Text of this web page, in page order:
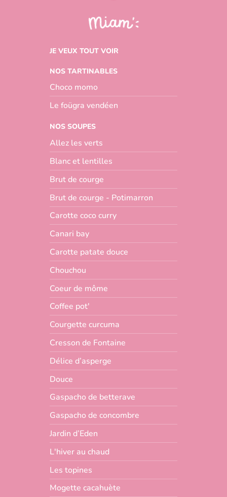
JE VEUX TOUT VOIR
NOS TARTINABLES
Choco momo
Le foügra vendéen
NOS SOUPES
Allez les verts
Blanc et lentilles
Brut de courge
Brut de courge - Potimarron
Carotte coco curry
Canari bay
Carotte patate douce
Chouchou
Coeur de môme
Coffee pot'
Courgette curcuma
Cresson de Fontaine
Délice d’asperge
Douce
Gaspacho de betterave
Gaspacho de concombre
Jardin d’Eden
L'hiver au chaud
Les topines
Mogette cacahuète